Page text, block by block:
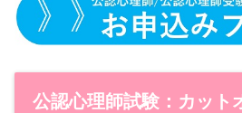
公認心理師試験：カット